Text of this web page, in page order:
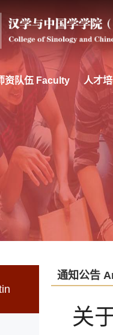
资队伍 Faculty 人才
通知公告
关